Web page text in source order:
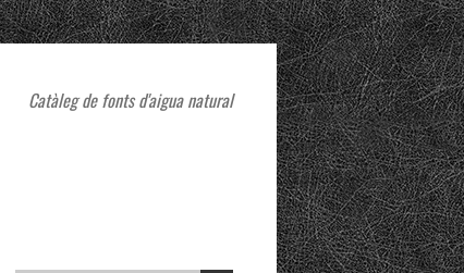
Catàleg de fonts d'aigua natural